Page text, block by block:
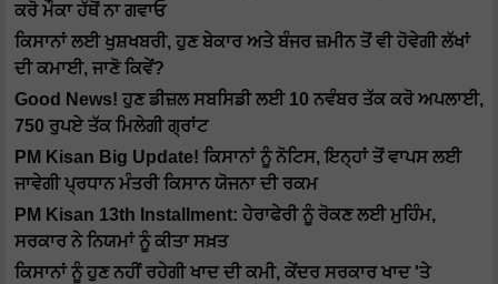
ਕਰੋ ਮੌਕਾ ਹੱਥੋਂ ਨਾ ਗਵਾਓ
ਕਿਸਾਨਾਂ ਲਈ ਖੁਸ਼ਖਬਰੀ, ਹੁਣ ਬੇਕਾਰ ਅਤੇ ਬੰਜਰ ਜ਼ਮੀਨ ਤੋਂ ਵੀ ਹੋਵੇਗੀ ਲੱਖਾਂ
ਦੀ ਕਮਾਈ, ਜਾਣੋ ਕਿਵੇਂ?
Good News! ਹੁਣ ਡੀਜ਼ਲ ਸਬਸਿਡੀ ਲਈ 10 ਨਵੰਬਰ ਤੱਕ ਕਰੋ ਅਪਲਾਈ,
750 ਰੁਪਏ ਤੱਕ ਮਿਲੇਗੀ ਗ੍ਰਾਂਟ
PM Kisan Big Update! ਕਿਸਾਨਾਂ ਨੂੰ ਨੋਟਿਸ, ਇਨ੍ਹਾਂ ਤੋਂ ਵਾਪਸ ਲਈ
ਜਾਵੇਗੀ ਪ੍ਰਧਾਨ ਮੰਤਰੀ ਕਿਸਾਨ ਯੋਜਨਾ ਦੀ ਰਕਮ
PM Kisan 13th Installment: ਹੇਰਾਫੇਰੀ ਨੂੰ ਰੋਕਣ ਲਈ ਮੁਹਿੰਮ,
ਸਰਕਾਰ ਨੇ ਨਿਯਮਾਂ ਨੂੰ ਕੀਤਾ ਸਖ਼ਤ
ਕਿਸਾਨਾਂ ਨੂੰ ਹੁਣ ਨਹੀਂ ਰਹੇਗੀ ਖਾਦ ਦੀ ਕਮੀ, ਕੇਂਦਰ ਸਰਕਾਰ ਖਾਦ 'ਤੇ